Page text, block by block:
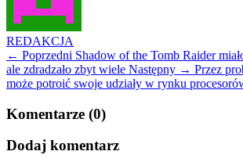
REDAKCJA
← Poprzedni Shadow of the Tomb Raider
ale zdradzało zbyt wiele Następny → Przez
może potroić swoje udziały w rynku
Komentarze (0)
Dodaj komentarz